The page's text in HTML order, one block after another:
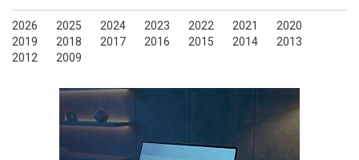
2026 2025 2024 2023 2022 2021
2020
2019
2018 2017 2016 2015 2014
2013
2012
2009